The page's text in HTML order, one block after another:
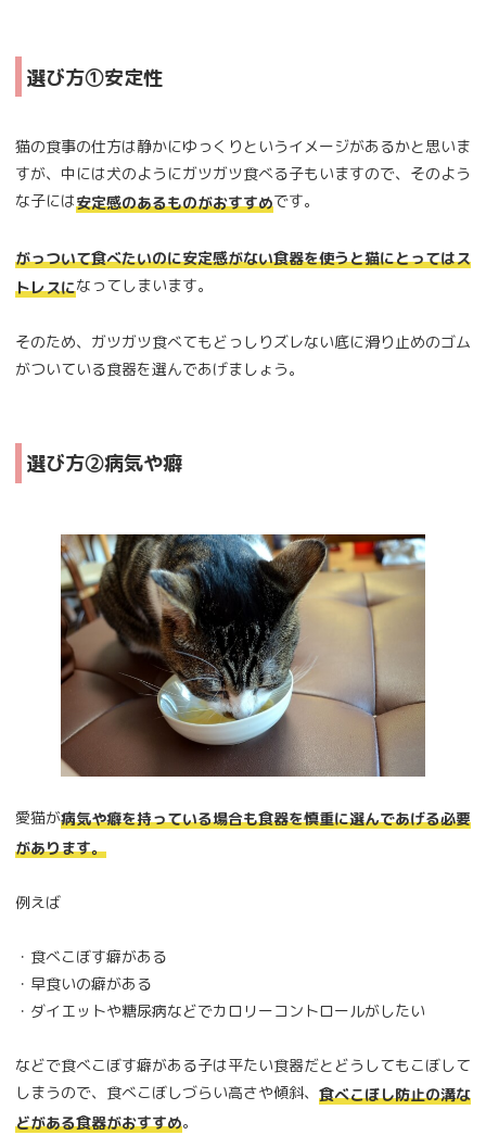
選び方①安定性
猫の食事の仕方は静かにゆっくりというイメージがあるかと思いま
すが、中には犬のようにガツガツ食べる子もいますので、そのよう
な子には安定感のあるものがおすすめです。
がっついて食べたいのに安定感がない食器を使うと猫にとってはス
トレスになってしまいます。
そのため、ガツガツ食べてもどっしりズレない底に滑り止めのゴム
がついている食器を選んであげましょう。
選び方②病気や癖
愛猫が病気や癖を持っている場合も食器を慎重に選んであげる必要
があります。
例えば
・食べこぼす癖がある
・早食いの癖がある
・ダイエットや糖尿病などでカロリーコントロールがしたい
などで食べこぼす癖がある子は平たい食器だとどうしてもこぼして
しまうので、食べこぼしづらい高さや傾斜、 食べこぼし防止の溝な
どがある食器がおすすめ。